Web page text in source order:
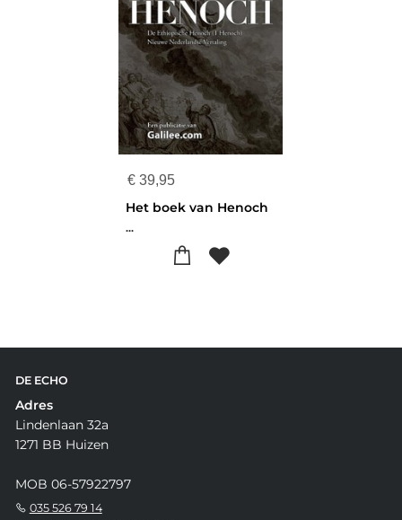
€ 39,95
Het boek van Henoch
...
DE ECHO
Adres
Lindenlaan 32a
1271 BB Huizen
MOB 06-57922797
035 526 79 14